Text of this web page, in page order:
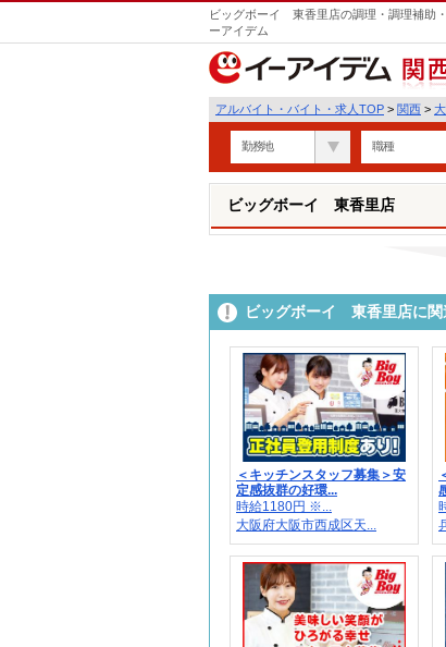
ビッグボーイ 東香里店の調理・調理補助
ーアイデム
関西
アルバイト・バイト・求人TOP > 関西 >
勤務地 職種
ビッグボーイ 東香里店
ビッグボーイ 東香里店に関
＜キッチンスタッフ募集＞安
定感抜群の好環...
時給1180円 ※...
大阪府大阪市西成区天...